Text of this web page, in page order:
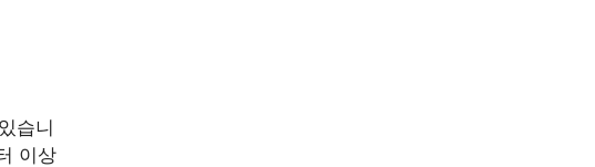
습니
이상